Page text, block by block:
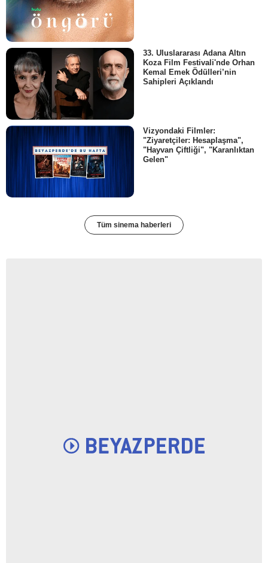
33. Uluslararası Adana Altın
Koza Film Festivali'nde Orhan
Kemal Emek Ödülleri’nin
Sahipleri Açıklandı
Vizyondaki Filmler:
"Ziyaretçiler: Hesaplaşma",
"Hayvan Çiftliği", "Karanlıktan
Gelen"
Tüm sinema haberleri